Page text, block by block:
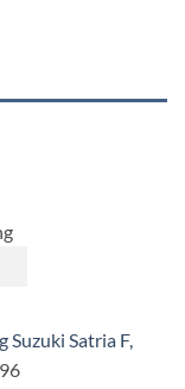
Suzuki Satria F,